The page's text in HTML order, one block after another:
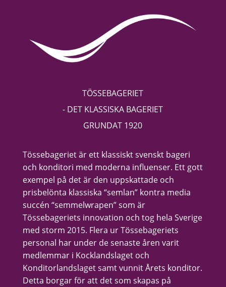
TÖSSEBAGERIET
- DET KLASSISKA BAGERIET
GRUNDAT 1920
Tössebageriet är ett klassiskt svenskt bageri
och konditori med moderna influenser. Ett gott
exempel på det är den uppskattade och
prisbelönta klassiska “semlan” kontra media
succén “semmelwrapen” som är
Tössebageriets innovation och tog hela Sverige
med storm 2015. Flera ur Tössebageriets
personal har under de senaste åren varit
medlemmar i Kocklandslaget och
Konditorlandslaget samt vunnit Årets konditor.
Detta borgar för att det som skapas på